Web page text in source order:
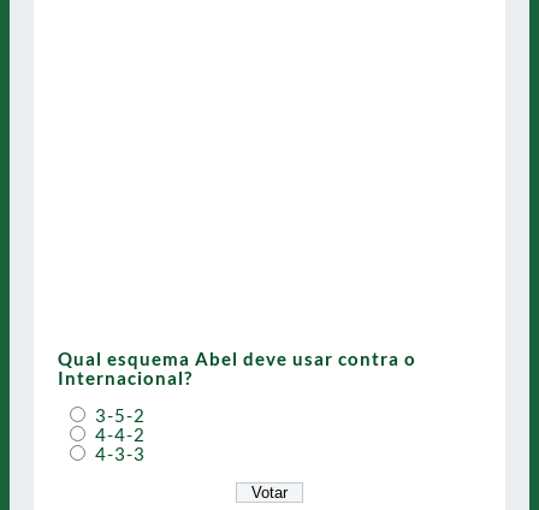
Qual esquema Abel deve usar contra o
Internacional?
3-5-2
4-4-2
4-3-3